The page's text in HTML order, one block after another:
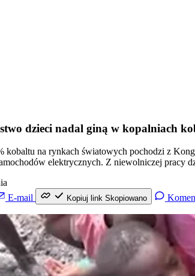
dzieci nadal giną w kopalniach
kobaltu na rynkach światowych pochodzi z
elektrycznych. Z niewolniczej pracy
E-mail Kopiuj link Skopiowano